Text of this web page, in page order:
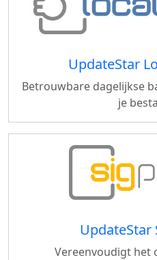
UpdateStar
Betrouwbare dagelijkse
je
UpdateStar
Vereenvoudigt het